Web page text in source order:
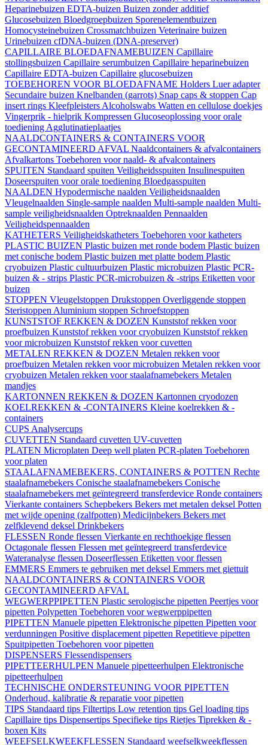
Heparinebuizen EDTA-buizen Buizen zonder additief
Glucosebuizen Bloedgroepbuizen Sporenelementbuizen
Homocysteinebuizen Crossmatchbuizen Veterinaire buizen
Urinebuizen cfDNA-buizen (DNA-preserver)
CAPILLAIRE BLOEDAFNAMEBUIZEN Capillaire
stollingsbuizen Capillaire serumbuizen Capillaire heparinebuizen
Capillaire EDTA-buizen Capillaire glucosebuizen
TOEBEHOREN VOOR BLOEDAFNAME Holders Luer adapter
Secundaire buizen Knelbanden (garrots) Snap caps & stoppen Cap
insert rings Kleefpleisters Alcoholswabs Watten en cellulose doekjes
Vingerprik - hielprik Kompressen Glucoseoplossing voor orale
toediening Agglutinatieplaatjes
NAALDCONTAINERS & CONTAINERS VOOR
GECONTAMINEERD AFVAL Naaldcontainers & afvalcontainers
Afvalkartons Toebehoren voor naald- & afvalcontainers
SPUITEN Standaard spuiten Veiligheidsspuiten Insulinespuiten
Doseerspuiten voor orale toediening Bloedgasspuiten
NAALDEN Hypodermische naalden Veiligheidsnaalden
Vleugelnaalden Single-sample naalden Multi-sample naalden Multi-
sample veiligheidsnaalden Optreknaalden Pennaalden
Veiligheidspennaalden
KATHETERS Veiligheidskatheters Toebehoren voor katheters
PLASTIC BUIZEN Plastic buizen met ronde bodem Plastic buizen
met conische bodem Plastic buizen met platte bodem Plastic
cryobuizen Plastic cultuurbuizen Plastic microbuizen Plastic PCR-
buizen & - strips Plastic PCR-microbuizen & -strips Etiketten voor
buizen
STOPPEN Vleugelstoppen Drukstoppen Overliggende stoppen
Steristoppen Aluminium stoppen Schroefstoppen
KUNSTSTOF REKKEN & DOZEN Kunststof rekken voor
proefbuizen Kunststof rekken voor cryobuizen Kunststof rekken
voor microbuizen Kunststof rekken voor cuvetten
METALEN REKKEN & DOZEN Metalen rekken voor
proefbuizen Metalen rekken voor microbuizen Metalen rekken voor
cryobuizen Metalen rekken voor staalafnamebekers Metalen
mandjes
KARTONNEN REKKEN & DOZEN Kartonnen cryodozen
KOELREKKEN & -CONTAINERS Kleine koelrekken & -
containers
CUPS Analysercups
CUVETTEN Standaard cuvetten UV-cuvetten
PLATEN Microplaten Deep well platen PCR-platen Toebehoren
voor platen
STAALAFNAMEBEKERS, CONTAINERS & POTTEN Rechte
staalafnamebekers Conische staalafnamebekers Conische
staalafnamebekers met geïntegreerd transferdevice Ronde containers
Vierkante containers Schepbekers Bekers met metalen deksel Potten
met wijde opening (zalfpotten) Medicijnbekers Bekers met
zelfklevend deksel Drinkbekers
FLESSEN Ronde flessen Vierkante en rechthoekige flessen
Octagonale flessen Flessen met geïntegreerd transferdevice
Wateranalyse flessen Doseerflessen Etiketten voor flessen
EMMERS Emmers te gebruiken met deksel Emmers met giettuit
NAALDCONTAINERS & CONTAINERS VOOR
GECONTAMINEERD AFVAL
WEGWERPPIPETTEN Plastic serologische pipetten Peertjes voor
pipetten Polypetten Toebehoren voor wegwerppipetten
PIPETTEN Manuele pipetten Elektronische pipetten Pipetten voor
verdunningen Positive displacement pipetten Repetitieve pipetten
Spuitpipetten Toebehoren voor pipetten
DISPENSERS Flessendispensers
PIPETTEERHULPEN Manuele pipetteerhulpen Elektronische
pipetteerhulpen
TECHNISCHE ONDERSTEUNING VOOR PIPETTEN
Onderhoud, kalibratie & reparatie voor pipetten
TIPS Standaard tips Filtertips Low retention tips Gel loading tips
Capillaire tips Dispensertips Specifieke tips Rietjes Tiprekken & -
boxen Kits
WEEFSELKWEEKFLESSEN Standaard weefselkweekflessen